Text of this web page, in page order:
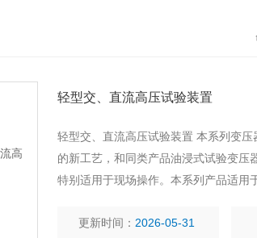
轻型交、直流高压试验装置
轻型交、直流高压试验装置 本系列变
的新工艺，和同类产品油浸式试验变压
特别适用于现场操作。本系列产品适用
置中的高压电源。
更新时间： 2026-05-31